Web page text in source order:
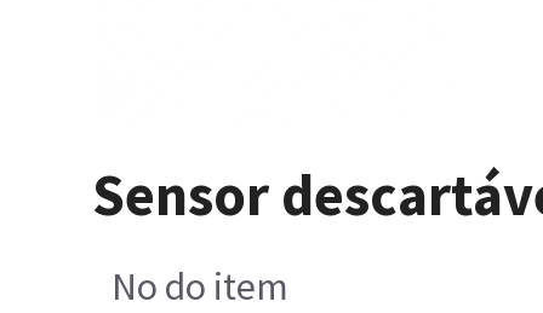
Sensor
No do item